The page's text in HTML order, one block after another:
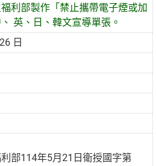
福利部製作「禁止攜帶電子煙或加
英、日、韓文宣導單張。
日
部114年5月21日衛授國字第